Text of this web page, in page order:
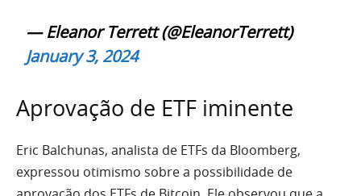
— Eleanor Terrett (@EleanorTerrett)
January 3, 2024
Aprovação de ETF iminente
Eric Balchunas, analista de ETFs da Bloomberg,
expressou otimismo sobre a possibilidade de